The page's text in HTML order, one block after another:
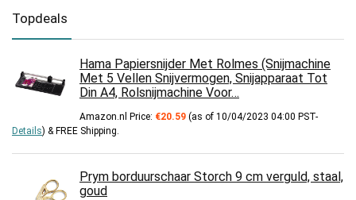
Topdeals
Hama Papiersnijder Met Rolmes (Snijmachine
Met 5 Vellen Snijvermogen, Snijapparaat Tot
Din A4, Rolsnijmachine Voor…
Amazon.nl Price: €20.59 (as of 10/04/2023 04:00 PST-
Details) & FREE Shipping.
Prym borduurschaar Storch 9 cm verguld, staal,
goud